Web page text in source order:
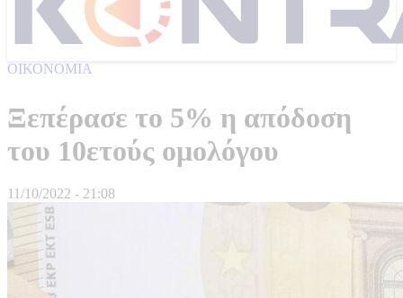
ΟΙΚΟΝΟΜΙΑ
Ξεπέρασε το 5% η απόδοση
του 10ετούς ομολόγου
11/10/2022 - 21:08